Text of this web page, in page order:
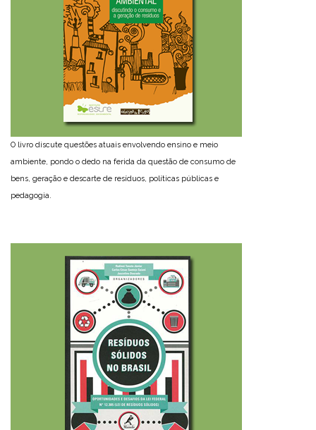
O livro discute questões atuais envolvendo ensino e meio
ambiente, pondo o dedo na ferida da questão de consumo de
bens, geração e descarte de resíduos, políticas públicas e
pedagogia.